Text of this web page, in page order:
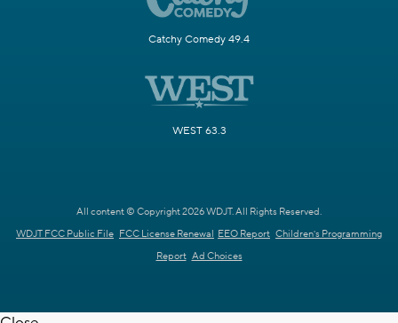
Catchy Comedy 49.4
WEST 63.3
All content © Copyright 2026 WDJT. All Rights Reserved.
WDJT FCC Public File FCC License Renewal EEO Report Children's Programming
Report Ad Choices